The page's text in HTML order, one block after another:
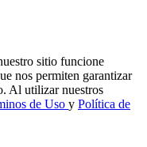
sitio funcione
nos permiten garantizar
Al utilizar nuestros
de Uso y Política de